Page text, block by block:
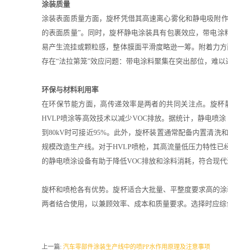
涂装质量
涂装表面质量方面，旋杯凭借其高速离心雾化和静电吸附
的表面质量”。同时，旋杯静电涂装具有包裹效应，带电
易产生流挂或颗粒感，整体膜面平滑度略逊一筹。附着力
存在“法拉第笼”效应问题：带电涂料聚集在突出部位，难
环保与材料利用率
在环保节能方面，高传递效率是两者的共同关注点。旋
HVLP喷涂等高效技术以减少VOC排放。据统计，静电喷
到80kV时可接近95%。此外，旋杯装置通常配备内置清洗
规模改造生产线。对于HVLP喷枪，其高流量低压力特性
的静电喷涂设备有助于降低VOC排放和涂料消耗，符合现代
旋杯和喷枪各有优势。旋杯适合大批量、平整度要求高的
两者结合使用，以兼顾效率、成本和质量要求。选择时应
上一篇: 汽车零部件涂装生产线中的喷PP水作用原理及注意事项